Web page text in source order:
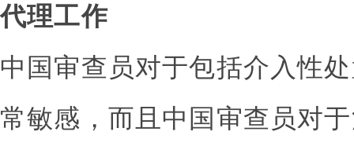
代理工作
中国审查员对于包括介入性
常敏感，而且中国审查员对